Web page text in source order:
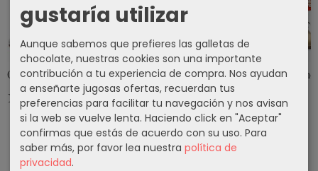
Calzado Flamenco Modelo EX044
140,50 €
Calzado Flamenco Modelo EX050
140,50 €
Calzado Flamenco Modelo
155,50 €
Calzado
140,50 €
gustaría utilizar
Aunque sabemos que prefieres las galletas de
chocolate, nuestras cookies son una importante
contribución a tu experiencia de compra. Nos ayudan
a enseñarte jugosas ofertas, recuerdan tus
preferencias para facilitar tu navegación y nos avisan
si la web se vuelve lenta. Haciendo click en "Aceptar"
confirmas que estás de acuerdo con su uso. Para
saber más, por favor lea nuestra política de
privacidad.